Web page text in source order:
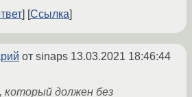
Ссылка
от sinaps 13.03.2021 18:46:44
который должен без